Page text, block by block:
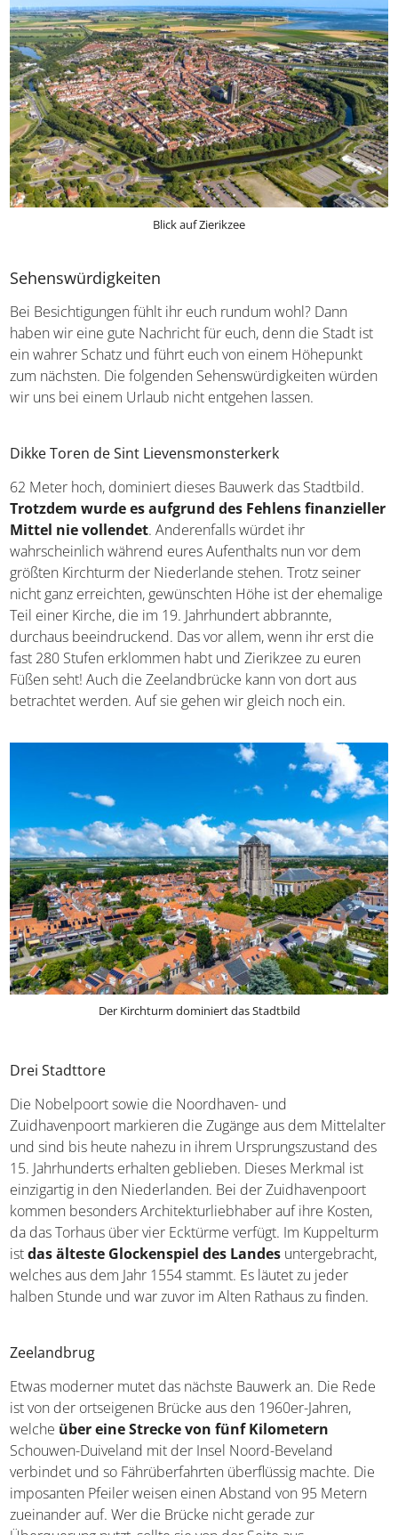
Sehenswürdigkeiten
Bei Besichtigungen fühlt ihr euch rundum wohl? Dann
haben wir eine gute Nachricht für euch, denn die Stadt ist
ein wahrer Schatz und führt euch von einem Höhepunkt
zum nächsten. Die folgenden Sehenswürdigkeiten
würden wir uns bei einem Urlaub nicht entgehen lassen.
Dikke Toren de Sint Lievensmonsterkerk
62 Meter hoch, dominiert dieses Bauwerk das Stadtbild.
Trotzdem wurde es aufgrund des Fehlens
finanzieller Mittel nie vollendet
. Anderenfalls würdet
ihr wahrscheinlich während eures Aufenthalts nun vor
dem größten Kirchturm der Niederlande stehen. Trotz
seiner nicht ganz erreichten, gewünschten Höhe ist der
ehemalige Teil einer Kirche, die im 19. Jahrhundert
abbrannte, durchaus beeindruckend. Das vor allem, wenn
ihr erst die fast 280 Stufen erklommen habt und Zierikzee
zu euren Füßen seht! Auch die Zeelandbrücke kann von
dort aus betrachtet werden. Auf sie gehen wir gleich noch
Der Kirchturm dominiert das Stadtbild
Drei Stadttore
Die Nobelpoort sowie die Noordhaven- und
Zuidhavenpoort markieren die Zugänge aus dem
Mittelalter und sind bis heute nahezu in ihrem
Ursprungszustand des 15. Jahrhunderts erhalten
geblieben. Dieses Merkmal ist einzigartig in den
Niederlanden. Bei der Zuidhavenpoort kommen
besonders Architekturliebhaber auf ihre Kosten, da das
Torhaus über vier Ecktürme verfügt. Im Kuppelturm ist
das älteste Glockenspiel des Landesuntergebracht,
welches aus dem Jahr 1554 stammt. Es läutet zu jeder
Zeelandbrug
Etwas moderner mutet das nächste Bauwerk an. Die
Rede ist von der ortseigenen Brücke aus den 1960er-
Jahren, welcheüber eine Strecke von fünf
KilometernSchouwen-Duiveland mit der Insel Noord-
Beveland verbindet und so Fährüberfahrten überflüssig
machte. Die imposanten Pfeiler weisen einen Abstand